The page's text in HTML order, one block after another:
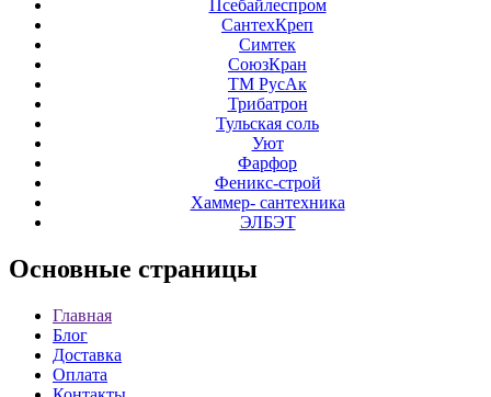
Псебайлеспром
СантехКреп
Симтек
СоюзКран
ТМ РусАк
Трибатрон
Тульская соль
Уют
Фарфор
Феникс-строй
Хаммер- сантехника
ЭЛБЭТ
Основные страницы
Главная
Блог
Доставка
Оплата